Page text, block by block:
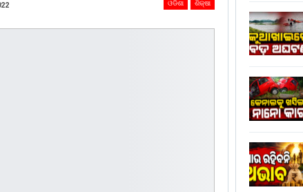
ଓଡିଶା ଶିକ୍ଷା